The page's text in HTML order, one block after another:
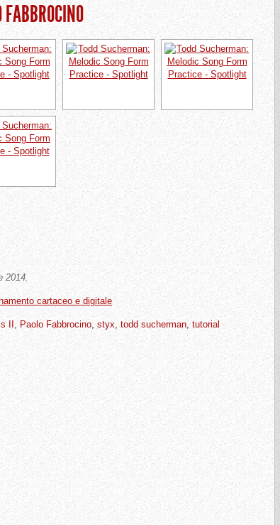
FABBROCINO
2014.
cartaceo e digitale
II , Paolo Fabbrocino,styx,todd sucherman, tutorial